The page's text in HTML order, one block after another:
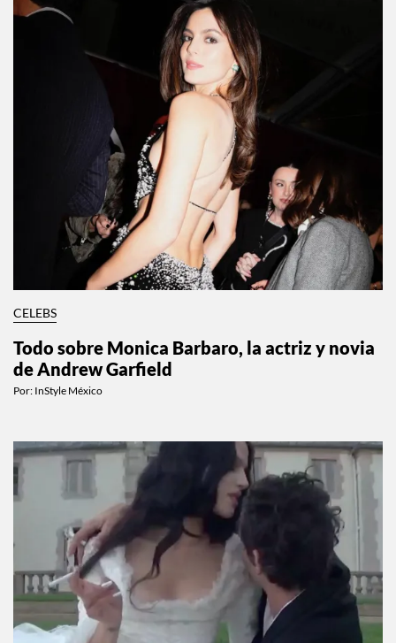
CELEBS
Todo sobre Monica Barbaro, la actriz y novia
de Andrew Garfield
Por: InStyle México